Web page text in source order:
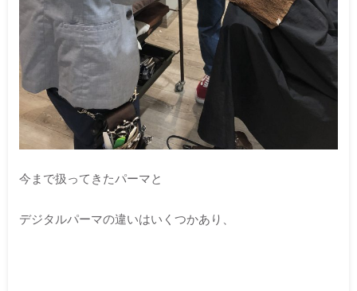
今まで扱ってきたパーマと
デジタルパーマの違いはいくつかあり、